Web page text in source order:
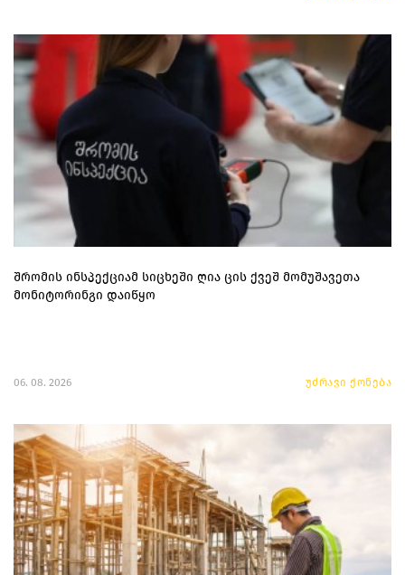
შრომის ინსპექციამ სიცხეში ღია ცის ქვეშ მომუშავეთა
მონიტორინგი დაიწყო
06. 08. 2026 უძრავი ქონება